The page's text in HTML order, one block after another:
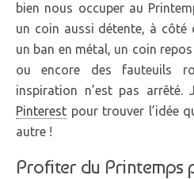
bien nous occuper au
un coin aussi détente, à côté
un ban en métal, un coin
ou encore des fauteuils
inspiration n’est pas arrêté.
Pinterest pour trouver l’idée
autre !
Profiter du Printemps